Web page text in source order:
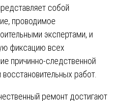
собой
проводимое
экспертами, и
фиксацию всех
причинно-следственной
работ.
ремонт достигают